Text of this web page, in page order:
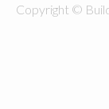
Copyright ©